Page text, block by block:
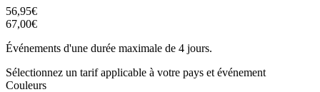
56,95€
67,00€
Événements d'une durée maximale de 4 jours.
Sélectionnez un tarif applicable à votre pays et événement
Couleurs